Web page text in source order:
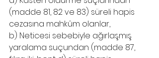
(madde 81, 82 ve 83) süreli hapis
cezasına mahkûm olanlar,
b) Neticesi sebebiyle ağırlaşmış
yaralama suçundan (madde 87,